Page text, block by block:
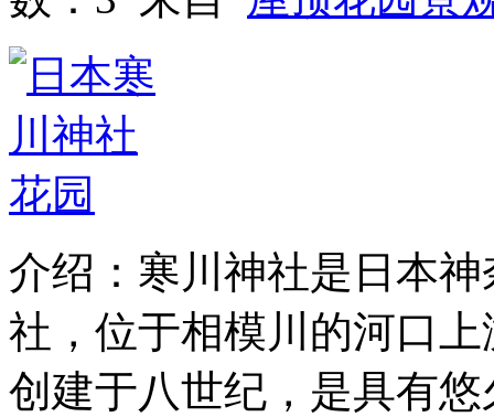
介绍：寒川神社是日本
社，位于相模川的河口
创建于八世纪，是具有